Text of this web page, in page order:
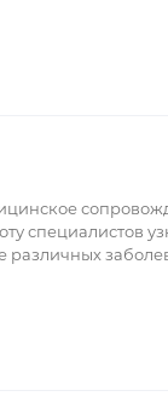
специалистов
различных